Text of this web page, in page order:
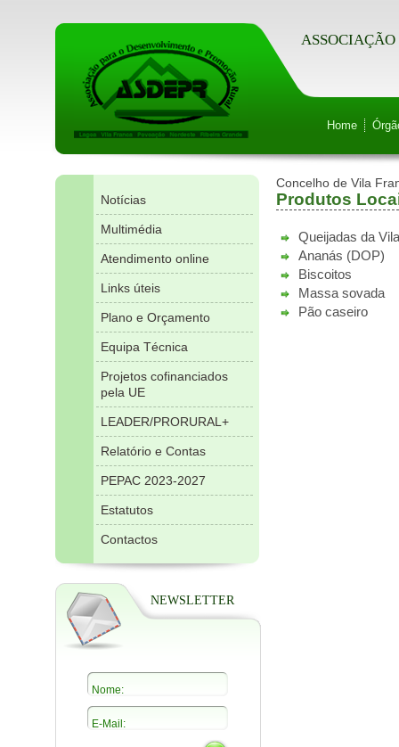
Home
Notícias
Multimédia
Atendimento online
Links úteis
Plano e Orçamento
Equipa Técnica
Projetos cofinanciados
pela UE
LEADER/PRORURAL+
Relatório e Contas
PEPAC 2023-2027
Estatutos
Contactos
NEWSLETTER
Concelho de Vila
Produtos
Queijadas da Vila
Ananás (DOP)
Biscoitos
Massa sovada
Pão caseiro